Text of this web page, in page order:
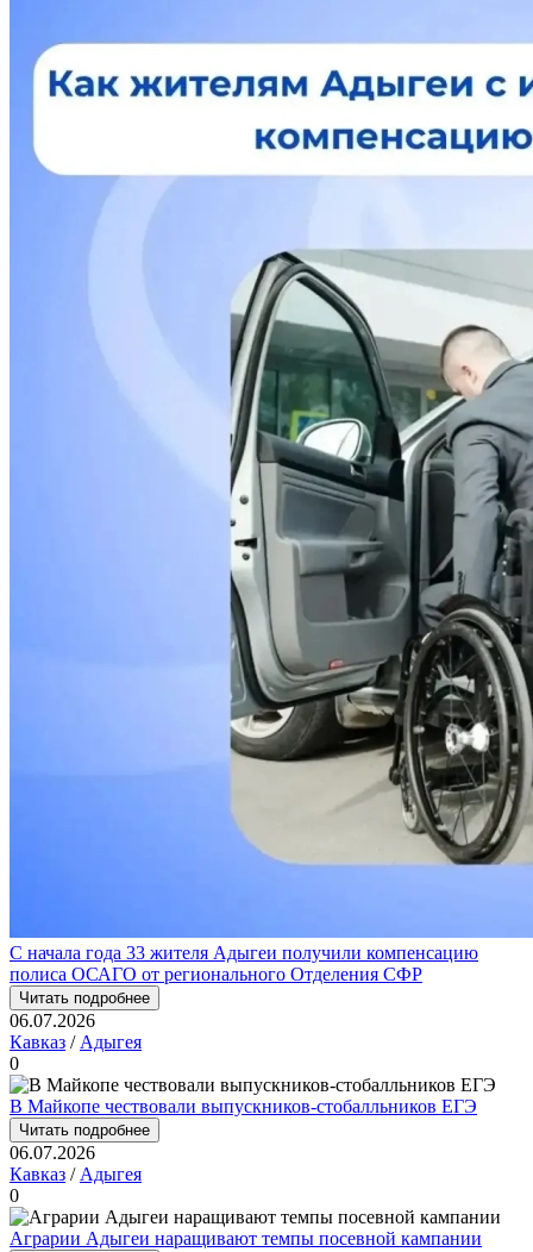
С начала года 33 жителя Адыгеи получили компенсацию
полиса ОСАГО от регионального Отделения СФР
Читать подробнее
06.07.2026
Кавказ / Адыгея
0
В Майкопе чествовали выпускников-стобалльников ЕГЭ
Читать подробнее
06.07.2026
Кавказ / Адыгея
0
Аграрии Адыгеи наращивают темпы посевной кампании